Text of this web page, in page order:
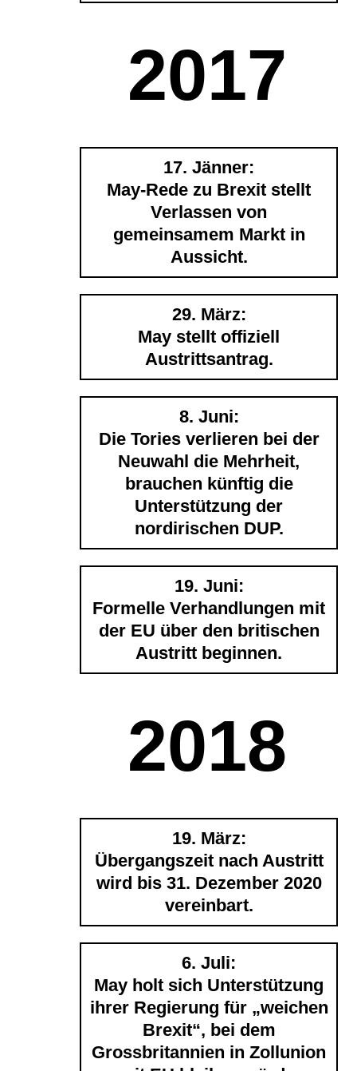
2017
17. Jänner:
May-Rede zu Brexit stellt
Verlassen von
gemeinsamem Markt in
Aussicht.
29. März:
May stellt offiziell
Austrittsantrag.
8. Juni:
Die Tories verlieren bei der
Neuwahl die Mehrheit,
brauchen künftig die
Unterstützung der
nordirischen DUP.
19. Juni:
Formelle Verhandlungen mit
der EU über den britischen
Austritt beginnen.
2018
19. März:
Übergangszeit nach Austritt
wird bis 31. Dezember 2020
vereinbart.
6. Juli:
May holt sich Unterstützung
ihrer Regierung für „weichen
Brexit“, bei dem
Grossbritannien in Zollunion